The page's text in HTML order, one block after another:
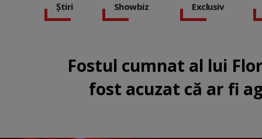
Știri Showbiz Exclusiv
Fostul cumnat al lui
fost acuzat că ar fi